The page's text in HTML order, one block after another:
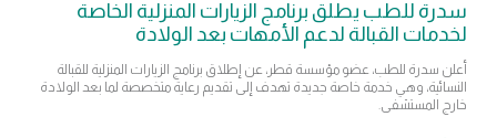
سدرة للطب يطلق برنامج الزيارات المنزلية الخاصة
لخدمات القبالة لدعم الأمهات بعد الولادة
أعلن سدرة للطب، عضو مؤسسة قطر، عن إطلاق برنامج الزيارات المنزلية للقبالة
النسائية، وهي خدمة خاصة جديدة تهدف إلى تقديم رعاية متخصصة لما بعد الولادة
خارج المستشفى.